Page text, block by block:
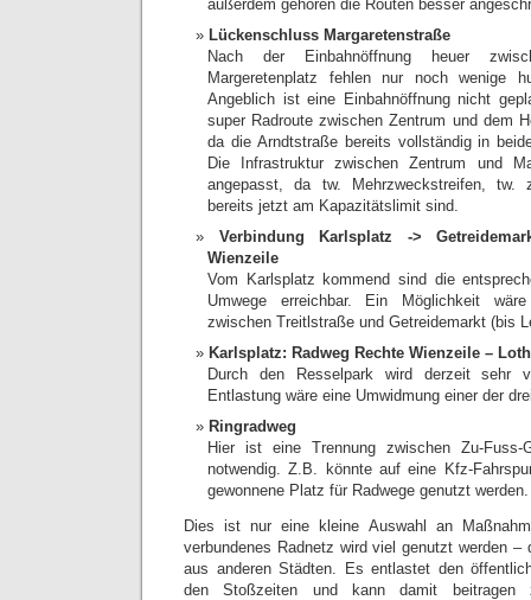
außerdem gehören die Routen besser
Lückenschluss Margaretenstraße
Nach der Einbahnöffnung heuer
Margeretenplatz fehlen nur noch wenige
Angeblich ist eine Einbahnöffnung nicht
super Radroute zwischen Zentrum und dem
da die Arndtstraße bereits vollständig in
Die Infrastruktur zwischen Zentrum und
angepasst, da tw. Mehrzweckstreifen, tw.
bereits jetzt am Kapazitätslimit sind.
Verbindung Karlsplatz ->
Wienzeile
Vom Karlsplatz kommend sind die
Umwege erreichbar. Ein Möglichkeit wäre
zwischen Treitlstraße und Getreidemarkt (bis
Karlsplatz: Radweg Rechte Wienzeile –
Durch den Resselpark wird derzeit sehr
Entlastung wäre eine Umwidmung einer der
Ringradweg
Hier ist eine Trennung zwischen Zu-Fuss-
notwendig. Z.B. könnte auf eine Kfz-
gewonnene Platz für Radwege genutzt werden.
Dies ist nur eine kleine Auswahl an
verbundenes Radnetz wird viel genutzt werden –
aus anderen Städten. Es entlastet den
den Stoßzeiten und kann damit beitragen